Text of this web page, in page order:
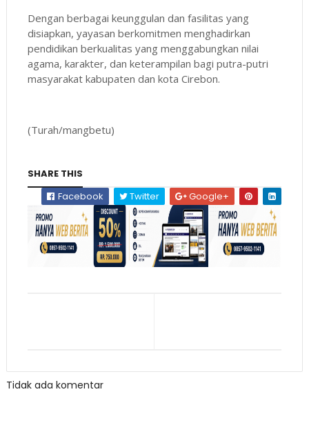
Dengan berbagai keunggulan dan fasilitas yang
disiapkan, yayasan berkomitmen menghadirkan
pendidikan berkualitas yang menggabungkan nilai
agama, karakter, dan keterampilan bagi putra-putri
masyarakat kabupaten dan kota Cirebon.
(Turah/mangbetu)
SHARE THIS
Facebook
Twitter Google+
Tidak ada komentar